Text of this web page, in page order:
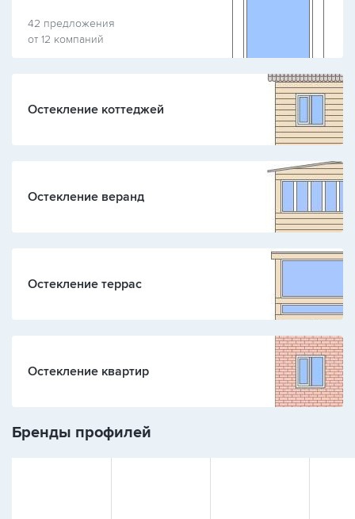
42 предложения
от 12 компаний
Остекление коттеджей
Остекление веранд
Остекление террас
Остекление квартир
Бренды профилей